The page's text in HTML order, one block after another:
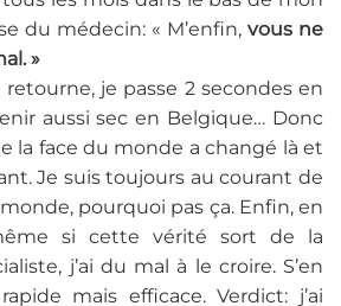
du médecin: « M’enfin, vous ne
»
je passe 2 secondes en
aussi sec en Belgique… Donc
la face du monde a changé là et
Je suis toujours au courant de
pourquoi pas ça. Enfin, en
si cette vérité sort de la
j’ai du mal à le croire. S’en
mais efficace. Verdict: j’ai